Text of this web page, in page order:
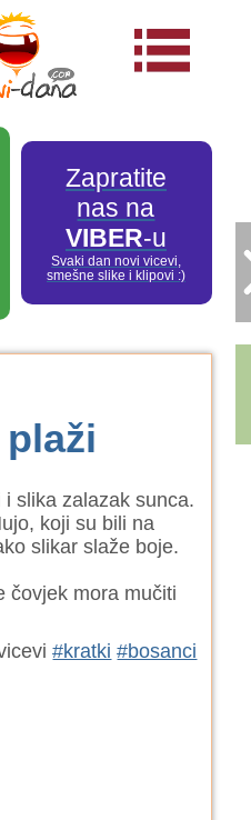
Zapratite
nas na
VIBER-u
Svaki dan novi vicevi,
smešne slike i klipovi :)
slika zalazak sunca.
koji su bili na
slikar slaže boje.
čovjek mora mučiti
#kratki #bosanci